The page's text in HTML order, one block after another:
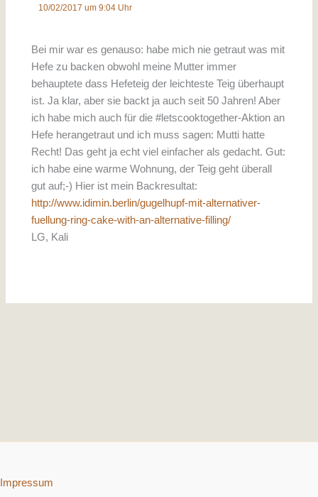
10/02/2017 um 9:04 Uhr
Bei mir war es genauso: habe mich nie getraut was mit
Hefe zu backen obwohl meine Mutter immer
behauptete dass Hefeteig der leichteste Teig überhaupt
ist. Ja klar, aber sie backt ja auch seit 50 Jahren! Aber
ich habe mich auch für die #letscooktogether-Aktion an
Hefe herangetraut und ich muss sagen: Mutti hatte
Recht! Das geht ja echt viel einfacher als gedacht. Gut:
ich habe eine warme Wohnung, der Teig geht überall
gut auf;-) Hier ist mein Backresultat:
http://www.idimin.berlin/gugelhupf-mit-alternativer-
fuellung-ring-cake-with-an-alternative-filling/
LG, Kali
Impressum